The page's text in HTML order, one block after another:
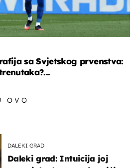
sa Svjetskog prvenstva:
OVO
DALEKI GRAD
Daleki grad: Intuicija joj